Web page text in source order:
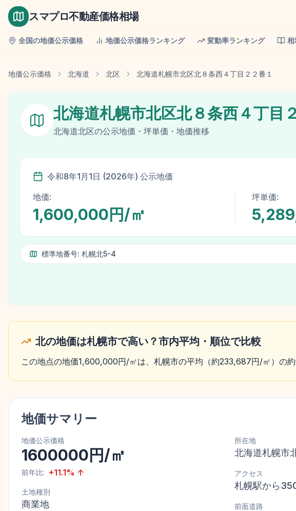
スマプロ不動産価格相場
全国の地価公示価格 地価公示価格ランキング 変動率ランキング 相
地価公示価格 北海道 北区 北海道札幌市北区北８条西４丁目２２番１
北海道札幌市北区北８条西４丁目
北海道北区の公示地価 ・坪単価・地価推移
令和8年1月1日 (2026年) 公示地価
地価:
1,600,000円/㎡
坪単価:
標準地番号: 札幌北5-4
北の地価は札幌市で高い？市内平均・順位で比較
この地点の地価1,600,000円/㎡は、札幌市の平均（約233,687円/㎡）の
地価サマリー
地価公示価格
1600000円/㎡
前年比: +11.1% ↑
土地種別
商業地
所在地
北海道札幌市
アクセス
札幌駅から
前面道路